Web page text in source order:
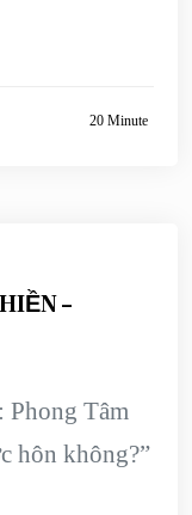
20 Minute
–
Phong Tâm
hôn không?”